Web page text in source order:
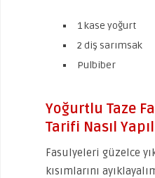
1 kase yoğurt
2 diş sarımsak
Pulbiber
Yoğurtlu Taze
Tarifi Nasıl
Fasulyeleri güzelce
kısımlarını